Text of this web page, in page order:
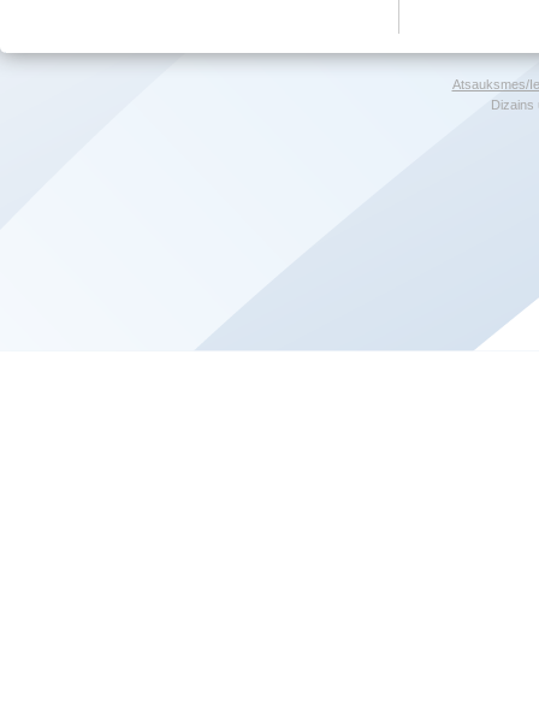
Atsauksmes/
Dizains